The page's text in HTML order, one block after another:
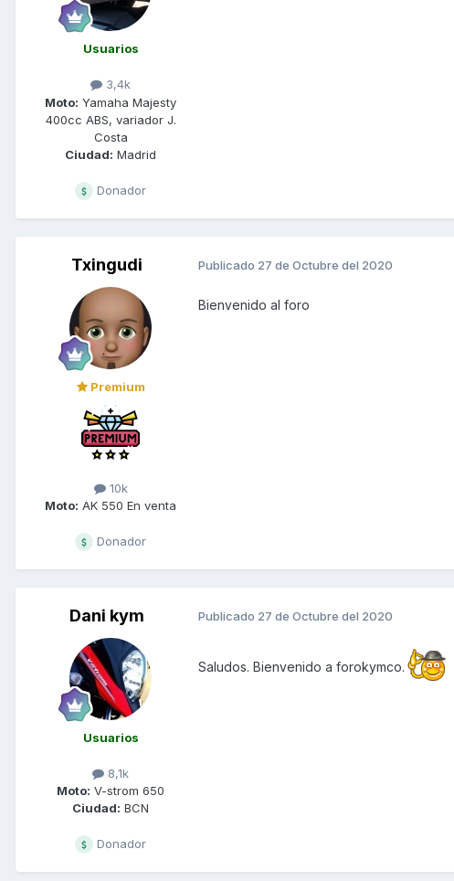
Usuarios
3,4k
Moto: Yamaha Majesty
400cc ABS, variador J.
Costa
Ciudad: Madrid
Donador
Txingudi
Premium
10k
Moto: AK 550 En venta
Donador
Publicado 27 de Octubre del 2020
Bienvenido al foro
Dani kym
Usuarios
8,1k
Moto: V-strom 650
Ciudad: BCN
Donador
Publicado 27 de Octubre del 2020
Saludos. Bienvenido a forokymco.